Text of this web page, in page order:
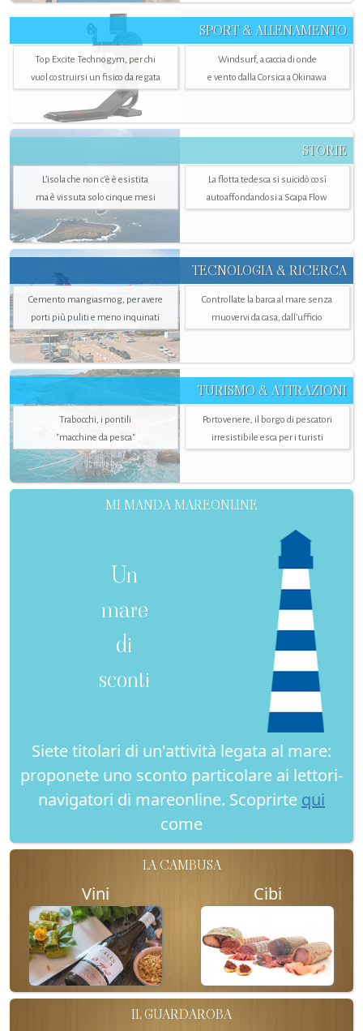
SPORT & ALLENAMENTO
Top Excite Technogym, per chi
vuol costruirsi un fisico da regata
Windsurf, a caccia di onde
e vento dalla Corsica a Okinawa
STORIE
L’isola che non c'è è esistita
ma è vissuta solo cinque mesi
La flotta tedesca si suicidò così
autoaffondandosi a Scapa Flow
TECNOLOGIA & RICERCA
Cemento mangiasmog, per avere
porti più puliti e meno inquinati
Controllate la barca al mare senza
muovervi da casa, dall’ufficio
TURISMO & ATTRAZIONI
Trabocchi, i pontili
"macchine da pesca"
Portovenere, il borgo di pescatori
irresistibile esca per i turisti
MI MANDA MAREONLINE
Un
mare
di
sconti
Siete titolari di un'attività legata al mare:
proponete uno sconto particolare ai lettori-
navigatori di mareonline. Scoprirte qui
come
LA CAMBUSA
Vini Cibi
IL GUARDAROBA